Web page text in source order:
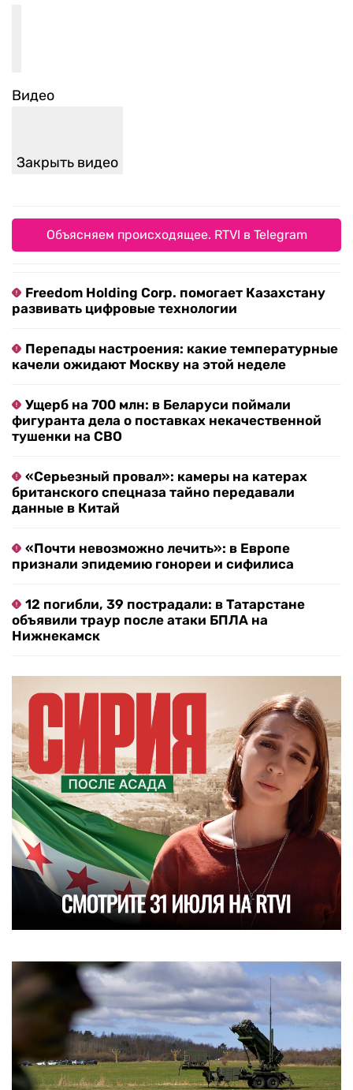
Видео
Закрыть видео
Объясняем происходящее. RTVI в Telegram
Freedom Holding Corp. помогает Казахстану
развивать цифровые технологии
Перепады настроения: какие температурные
качели ожидают Москву на этой неделе
Ущерб на 700 млн: в Беларуси поймали
фигуранта дела о поставках некачественной
тушенки на СВО
«Серьезный провал»: камеры на катерах
британского спецназа тайно передавали
данные в Китай
«Почти невозможно лечить»: в Европе
признали эпидемию гонореи и сифилиса
12 погибли, 39 пострадали: в Татарстане
объявили траур после атаки БПЛА на
Нижнекамск